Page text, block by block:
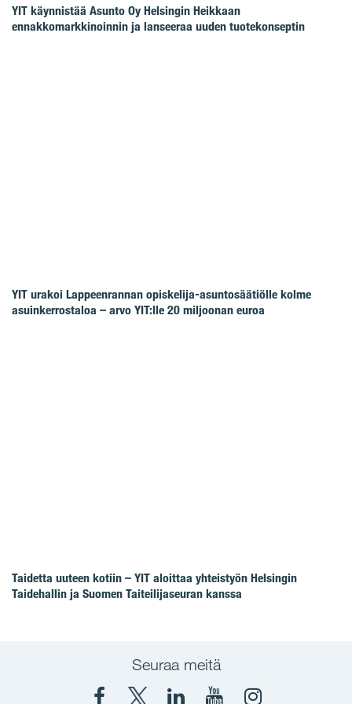
YIT käynnistää Asunto Oy Helsingin Heikkaan
ennakkomarkkinoinnin ja lanseeraa uuden tuotekonseptin
YIT urakoi Lappeenrannan opiskelija-asuntosäätiölle kolme
asuinkerrostaloa – arvo YIT:lle 20 miljoonan euroa
Taidetta uuteen kotiin – YIT aloittaa yhteistyön Helsingin
Taidehallin ja Suomen Taiteilijaseuran kanssa
Seuraa meitä